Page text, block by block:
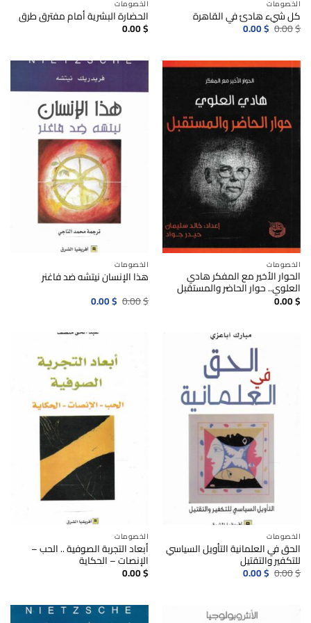
الخصومات
كل شيء هادئ في القاهرة
0.00$ السعر
الأصلي
0.00$ السعر
الحالي
الخصومات
الحضارة البشرية أمام مفترق طرق
0.00$
الخصومات
الحوار الأخير مع المفكر هادي
العلوي.. حوار الحاضر والمستقبل
0.00$
الخصومات
هذا الإنسان نيتشه ضد فاغنر
0.00$ السعر
الأصلي
0.00$ السعر
الحالي
الخصومات
الحق في العلمانية التأويل السياسي
للتكفير والتقتيل
0.00$ السعر
الأصلي
0.00$ السعر
الحالي
الخصومات
أبعاد التجربة الصوفية .. الحب –
الإنصات – الحكاية
0.00$